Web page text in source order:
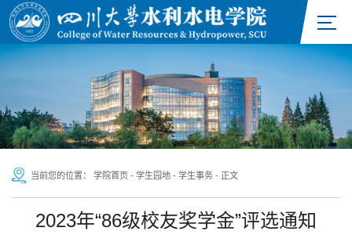
当前您的位置： 学院首页 - 学生园地 - 学生事务 - 正文
2023年“86级校友奖学金”评选通知